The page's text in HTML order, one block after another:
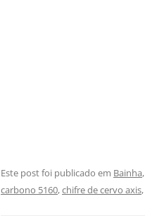
Este post foi publicado em Bainha,
carbono 5160,chifre de cervo axis,